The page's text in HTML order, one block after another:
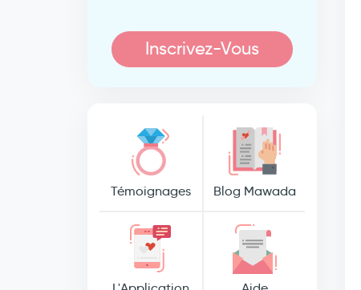
Inscrivez-Vous
Témoignages Blog Mawada